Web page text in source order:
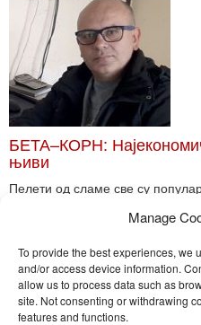
Manage
To provide the best experiences, we
and/or access device information.
allow us to process data such as
site. Not consenting or withdrawing
features and functions.
БЕТА–КОРН:
њиви
Пелети од сламе све су